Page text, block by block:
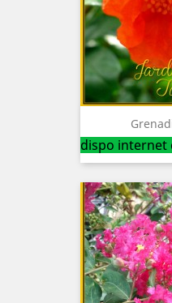
dispo internet